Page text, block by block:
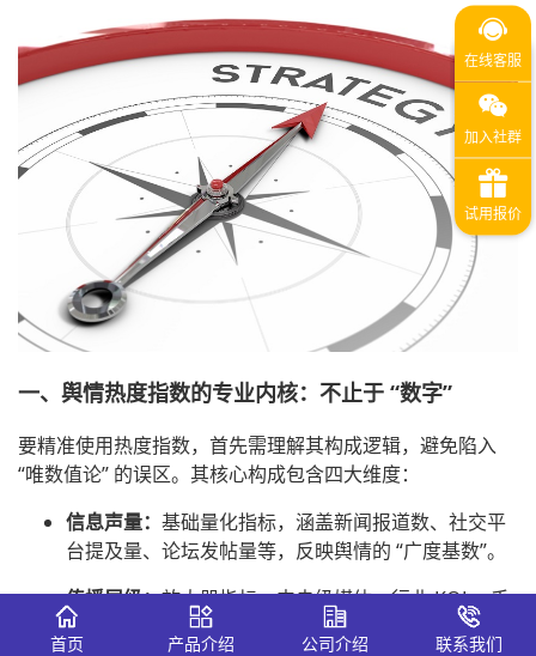
一、舆情热度指数的专业内核：不止于 “数字”
要精准使用热度指数，首先需理解其构成逻辑，避免陷入
“唯数值论” 的误区。其核心构成包含四大维度：
信息声量： 基础量化指标，涵盖新闻报道数、社交平
台提及量、论坛发帖量等，反映舆情的 “广度基数”。
传播层级：放大器指标，中央级媒体、行业 KOL、千
万级粉丝账号的参与会显著提升指数权重，加速舆情
首页 产品介绍 公司介绍 联系我们